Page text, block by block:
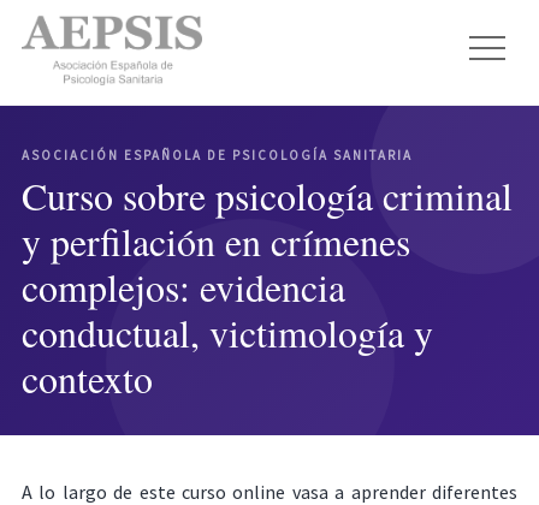
ASOCIACIÓN ESPAÑOLA DE PSICOLOGÍA SANITARIA
Curso sobre psicología criminal
y perfilación en crímenes
complejos: evidencia
conductual, victimología y
contexto
A lo largo de este curso online vasa a aprender diferentes